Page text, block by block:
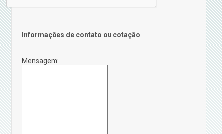
Informações de contato ou cotação
Mensagem: